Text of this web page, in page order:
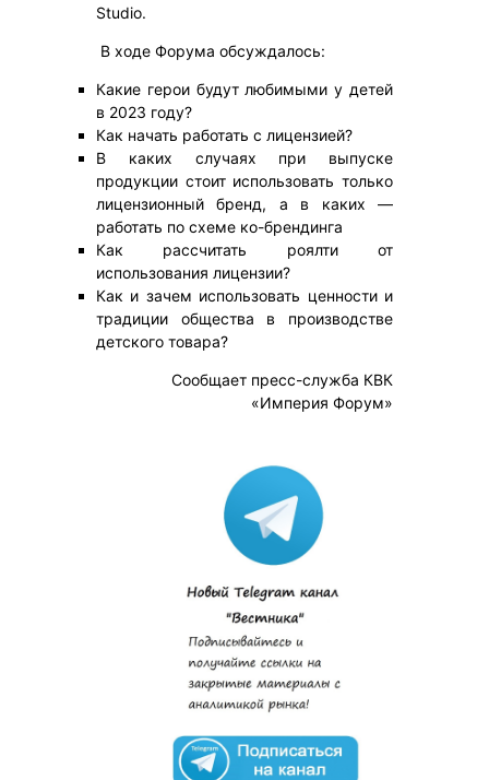
Studio.
В ходе Форума обсуждалось:
Какие герои будут любимыми у детей
в 2023 году?
Как начать работать с лицензией?
В каких случаях при выпуске
продукции стоит использовать только
лицензионный бренд, а в каких —
работать по схеме ко-брендинга
Как рассчитать роялти от
использования лицензии?
Как и зачем использовать ценности и
традиции общества в производстве
детского товара?
Сообщает пресс-служба КВК
«Империя Форум»